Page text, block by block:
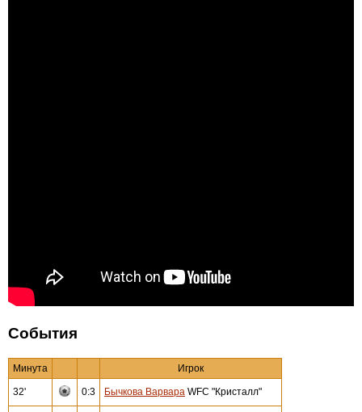
События
Минута Игрок
32' 0:3 Бычкова Варвара WFC "Кристалл"